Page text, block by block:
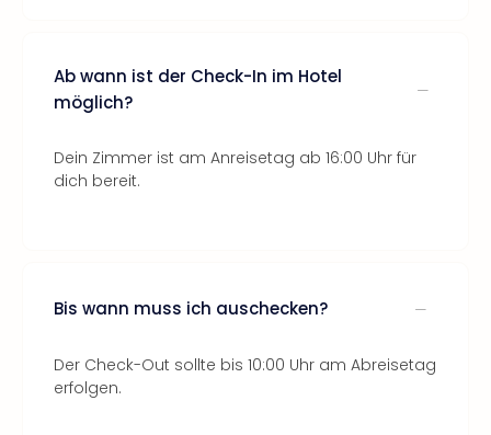
Ab wann ist der Check-In im Hotel
möglich?
Dein Zimmer ist am Anreisetag ab 16:00 Uhr für
dich bereit.
Bis wann muss ich auschecken?
Der Check-Out sollte bis 10:00 Uhr am Abreisetag
erfolgen.